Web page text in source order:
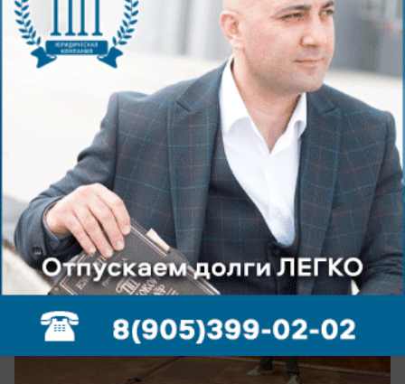
«Вместе мы победим рак»: глава
Волжского выступил на международной
конференции эндоскопистов
Проходит в Волжском